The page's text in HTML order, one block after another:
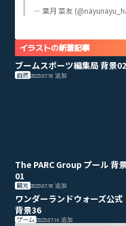
— 葉月 菜友
イラストの新着記事
ブームスポーツ編集局 背景02
自然 2023.07.19 追加
The PARC Group プール 背
01
観光 2023.07.18 追加
ワンダーランドウォーズ公式
背景36
ゲーム 2023.07.14 追加